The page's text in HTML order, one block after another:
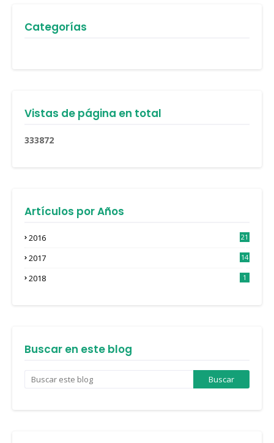
Categorías
Vistas de página en total
333872
Artículos por Años
2016
21
2017
14
2018 1
Buscar en este blog